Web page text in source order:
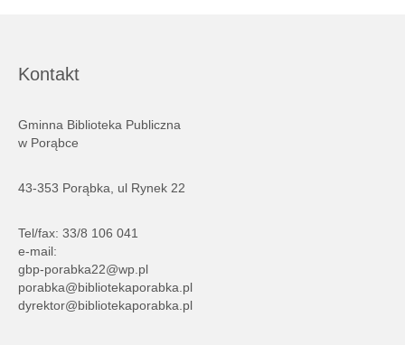
Kontakt
Gminna Biblioteka Publiczna
w Porąbce
43-353 Porąbka, ul Rynek 22
Tel/fax: 33/8 106 041
e-mail:
gbp-porabka22@wp.pl
porabka@bibliotekaporabka.pl
dyrektor@bibliotekaporabka.pl